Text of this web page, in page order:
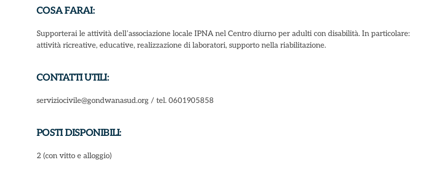
COSA FARAI:
Supporterai le attività dell’associazione locale IPNA nel Centro diurno per adulti con disabilità. In particolare:
attività ricreative, educative, realizzazione di laboratori, supporto nella riabilitazione.
CONTATTI UTILI:
serviziocivile@gondwanasud.org / tel. 0601905858
POSTI DISPONIBILI:
2 (con vitto e alloggio)